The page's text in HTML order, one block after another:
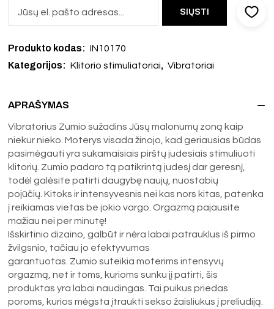
Produkto kodas: IN10170
Kategorijos: Klitorio stimuliatoriai, Vibratoriai
APRAŠYMAS
Vibratorius Zumio sužadins Jūsų malonumų zoną kaip
niekur nieko. Moterys visada žinojo, kad geriausias būdas
pasimėgauti yra sukamaisiais pirštų judesiais stimuliuoti
klitorių. Zumio padaro tą patikrintą judesį dar geresnį,
todėl galėsite patirti daugybę naujų, nuostabių
pojūčių. Kitoks ir intensyvesnis nei kas nors kitas, patenka
į reikiamas vietas be jokio vargo. Orgazmą pajausite
mažiau nei per minutę!
Išskirtinio dizaino, galbūt ir nėra labai patrauklus iš pirmo
žvilgsnio, tačiau jo efektyvumas
garantuotas. Zumio suteikia moterims intensyvų
orgazmą, net ir toms, kurioms sunku jį patirti, šis
produktas yra labai naudingas. Tai puikus priedas
poroms, kurios mėgsta įtraukti sekso žaisliukus į preliudiją.